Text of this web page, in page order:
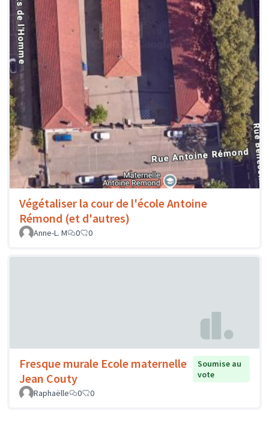
Végétaliser la cour de l'école Antoine
Rémond (et d'autres)
Anne-L. M 0 0
Fresque murale Ecole maternelle
Jean Couty
Soumise au
vote
Raphaëlle
0 0